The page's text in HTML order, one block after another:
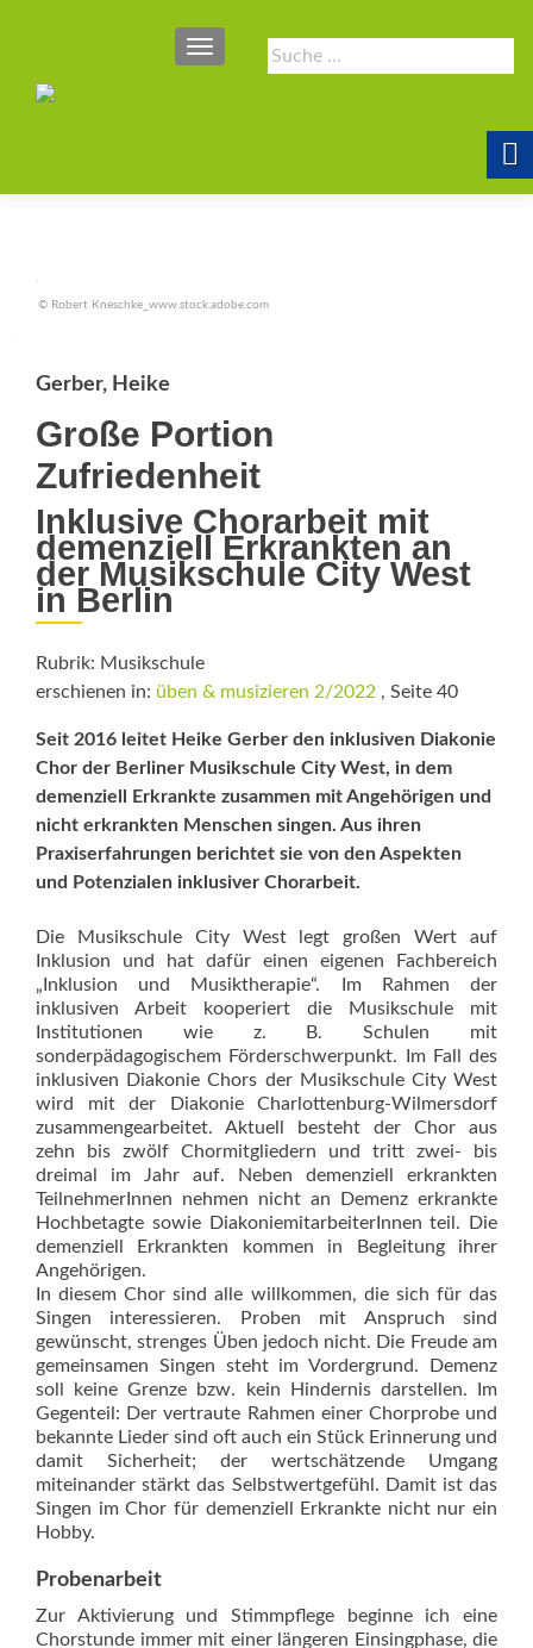
Suche
nach:
SCHALTE NAVIGATION
© Robert Kneschke_www.stock.adobe.com
Gerber, Heike
Große Portion
Zufriedenheit
Inklusive Chorarbeit mit
demenziell Erkrankten an
der Musikschule City West
in Berlin
Rubrik: Musikschule
erschienen in: üben & musizieren 2/2022 , Seite 40
Seit 2016 leitet Heike Gerber den inklu­siven Diakonie
Chor der Berliner Musikschule City West, in dem
demenziell Erkrankte zusammen mit Angehörigen und
nicht erkrankten Menschen singen. Aus ihren
Praxiserfahrungen berichtet sie von den Aspekten
und Potenzialen inklusiver Chorarbeit.
Die Musikschule City West legt großen Wert auf
Inklusion und hat dafür einen eigenen Fachbereich
„Inklusion und Musiktherapie“. Im Rahmen der
inklusiven Arbeit kooperiert die Musikschule mit
Institutionen wie z. B. Schulen mit
sonderpädagogischem Förderschwerpunkt. Im Fall des
inklusiven Diakonie Chors der Musikschule City West
wird mit der Diakonie Charlottenburg-Wilmersdorf
zusammengearbeitet. Aktuell besteht der Chor aus
zehn bis zwölf Chormitgliedern und tritt zwei- bis
dreimal im Jahr auf. Neben demenziell erkrankten
TeilnehmerInnen nehmen nicht an Demenz erkrankte
Hochbetagte sowie DiakoniemitarbeiterInnen teil. Die
demenziell Erkrankten kommen in Begleitung ihrer
Angehörigen.
In diesem Chor sind alle willkommen, die sich für das
Singen interessieren. Proben mit Anspruch sind
gewünscht, strenges Üben jedoch nicht. Die Freude am
gemeinsamen Singen steht im Vordergrund. Demenz
soll keine Grenze bzw. kein Hindernis darstellen. Im
Gegenteil: Der vertraute Rahmen einer Chorprobe und
bekannte Lieder sind oft auch ein Stück Erinnerung und
damit Sicherheit; der wertschätzende Umgang
miteinander stärkt das Selbstwertgefühl. Damit ist das
Singen im Chor für demenziell Erkrankte nicht nur ein
Hobby.
Probenarbeit
Zur Aktivierung und Stimmpflege beginne ich eine
Chorstunde immer mit einer längeren Einsingphase, die